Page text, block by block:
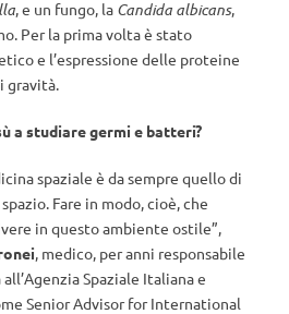
, e un fungo, la Candida albicans,
Per la prima volta è stato
e l’espressione delle proteine
gravità.
a studiare germi e batteri?
spaziale è da sempre quello di
Fare in modo, cioè, che
in questo ambiente ostile”,
, medico, per anni responsabile
Spaziale Italiana e
Senior Advisor for International